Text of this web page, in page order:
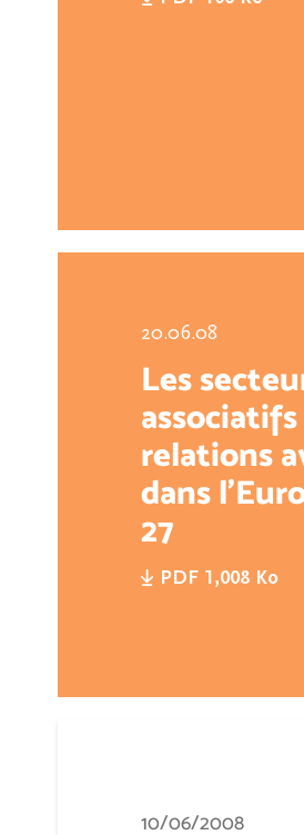
20.06.08
Les
relations
dans
27
PDF 1,008 Ko
10/06/2008